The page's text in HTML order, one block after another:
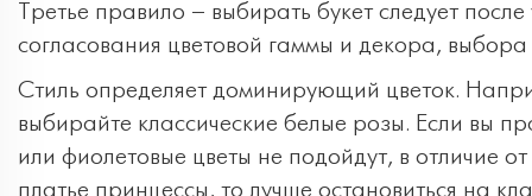
Третье правило – выбирать букет следует
согласования цветовой гаммы и декора,
Стиль определяет доминирующий цветок.
выбирайте классические белые розы. Если вы
или фиолетовые цветы не подойдут, в отличие
платье принцессы, то лучше остановиться на